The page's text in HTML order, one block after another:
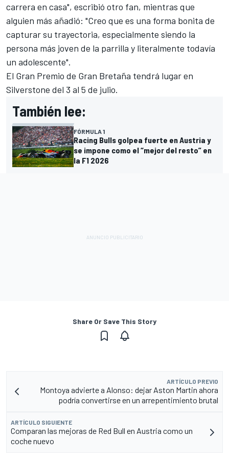
carrera en casa", escribió otro fan, mientras que
alguien más añadió: "Creo que es una forma bonita de
capturar su trayectoria, especialmente siendo la
persona más joven de la parrilla y literalmente todavía
un adolescente".
El Gran Premio de Gran Bretaña tendrá lugar en
Silverstone del 3 al 5 de julio.
También lee:
FÓRMULA 1
Racing Bulls golpea fuerte en Austria y
se impone como el “mejor del resto” en
la F1 2026
Share Or Save This Story
ARTÍCULO PREVIO
Montoya advierte a Alonso: dejar Aston Martin ahora
podría convertirse en un arrepentimiento brutal
ARTÍCULO SIGUIENTE
Comparan las mejoras de Red Bull en Austria como un
coche nuevo